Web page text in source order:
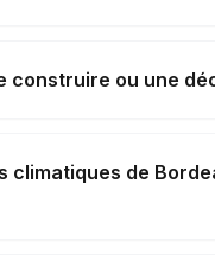
construire ou une
climatiques de